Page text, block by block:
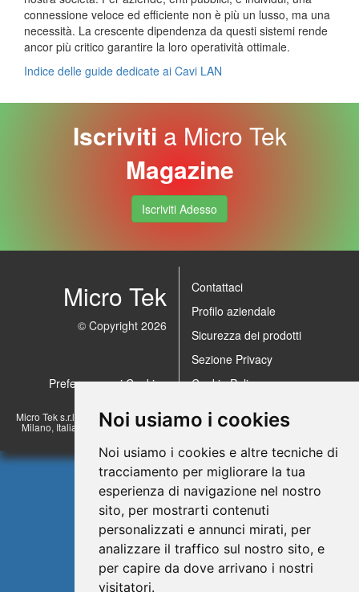
Noi usiamo i cookies
Noi usiamo i cookies e altre tecniche di
tracciamento per migliorare la tua
esperienza di navigazione nel nostro
sito, per mostrarti contenuti
personalizzati e annunci mirati, per
analizzare il traffico sul nostro sito, e
per capire da dove arrivano i nostri
visitatori.
connessione veloce ed efficiente non è più un lusso, ma una
necessità. La crescente dipendenza da questi sistemi rende
ancor più critico garantire la loro operatività ottimale.
Indice delle guide dedicate ai Cavi LAN
Iscriviti a Micro Tek
Magazine
Iscriviti Adesso
Micro Tek
© Copyright 2026
Preferenze sui Cookies
Contattaci
Profilo aziendale
Sicurezza dei prodotti
Sezione Privacy
Cookie Policy
Micro Tek s.r.l. a socio unico - Via Lombardi 17/23, 20072 Pieve Emanuele -
Milano, Italia. Tel.: +39 02.57510830 r.a. E-mail: info@microteksrl.it - P.Iva